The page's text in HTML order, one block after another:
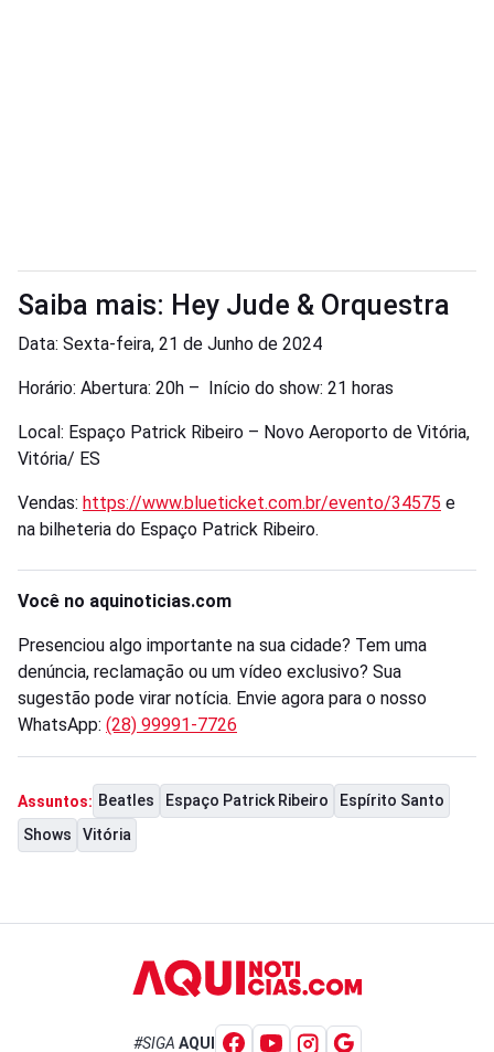
Saiba mais: Hey Jude & Orquestra
Data: Sexta-feira, 21 de Junho de 2024
Horário: Abertura: 20h – Início do show: 21 horas
Local: Espaço Patrick Ribeiro – Novo Aeroporto de Vitória,
Vitória/ ES
Vendas: https://www.blueticket.com.br/evento/34575 e
na bilheteria do Espaço Patrick Ribeiro.
Você no aquinoticias.com
Presenciou algo importante na sua cidade? Tem uma
denúncia, reclamação ou um vídeo exclusivo? Sua
sugestão pode virar notícia. Envie agora para o nosso
WhatsApp: (28) 99991-7726
Assuntos: Beatles Espaço Patrick Ribeiro
Espírito Santo
Shows
Vitória
#SIGA AQUI